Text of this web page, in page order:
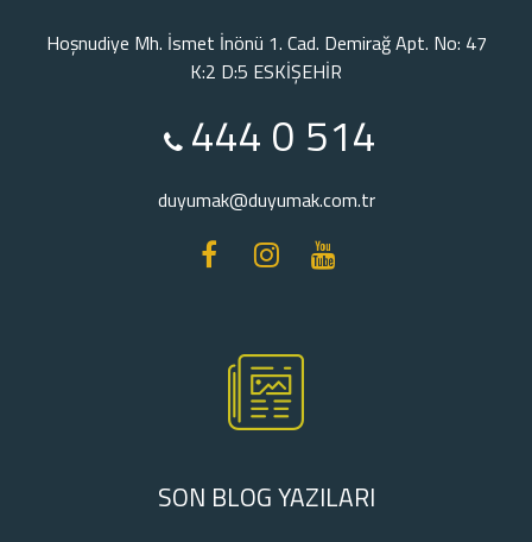
Hoşnudiye Mh. İsmet İnönü 1. Cad. Demirağ Apt. No: 47
K:2 D:5 ESKİŞEHİR
444 0 514
duyumak@duyumak.com.tr
SON BLOG YAZILARI